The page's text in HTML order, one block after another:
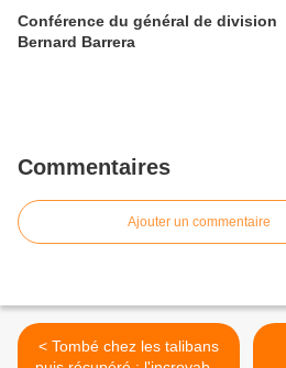
Conférence du général de division
Bernard Barrera
Commentaires
Ajouter un commentaire
< Tombé chez les talibans